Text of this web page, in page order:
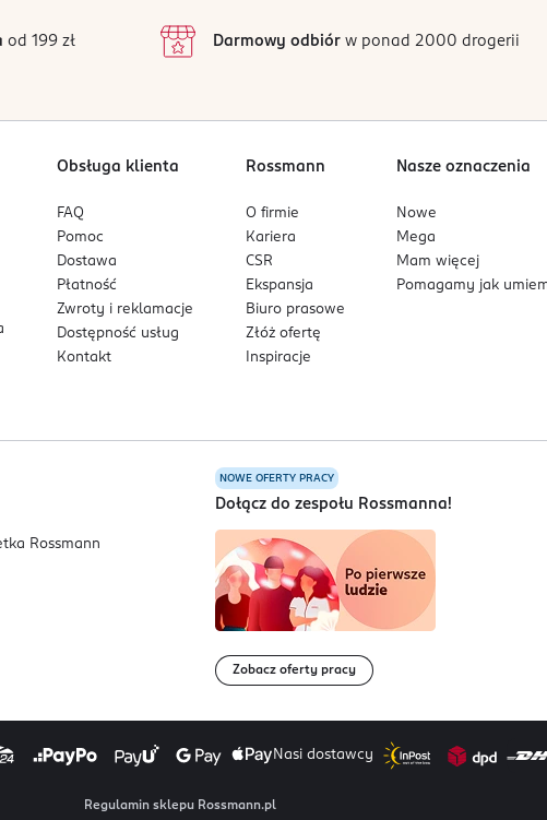
od 199 zł Darmowy odbiórw ponad 2000 drogerii
Obsługa klienta
FAQ
Pomoc
Dostawa
Płatność
Zwroty i reklamacje
Dostępność usług
Kontakt
Rossmann
O firmie
Kariera
CSR
Ekspansja
Biuro prasowe
Złóż ofertę
Inspiracje
Nasze oznaczenia
Nowe
Mega
Mam więcej
Pomagamy jak
NOWE OFERTY PRACY
Dołącz do zespołu Rossmanna!
Zobacz oferty pracy
Nasi dostawcy
Regulamin sklepu Rossmann.pl